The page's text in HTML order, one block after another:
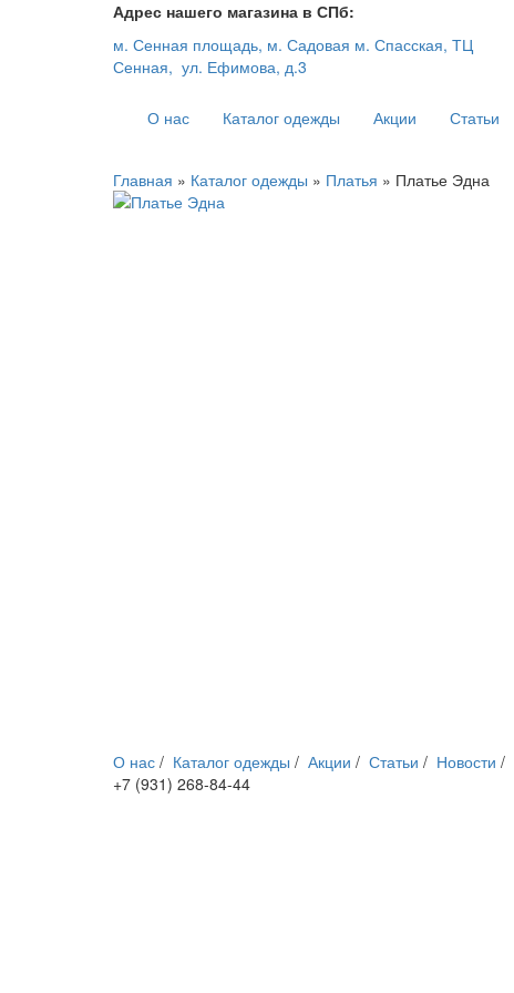
Адрес нашего магазина в СПб:
м. Сенная площадь, м. Садовая м. Спасская, ТЦ
Сенная, ул. Ефимова, д.3
О нас Каталог одежды Акции Статьи
Главная » Каталог одежды » Платья » Платье Эдна
О нас / Каталог одежды / Акции / Статьи / Новости /
+7 (931) 268-84-44